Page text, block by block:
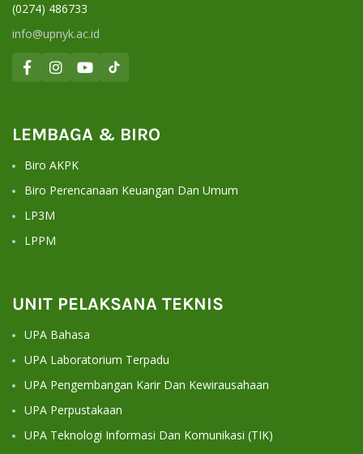
(0274) 486733
info@upnyk.ac.id
LEMBAGA & BIRO
Biro AKPK
Biro Perencanaan Keuangan Dan Umum
LP3M
LPPM
UNIT PELAKSANA TEKNIS
UPA Bahasa
UPA Laboratorium Terpadu
UPA Pengembangan Karir Dan Kewirausahaan
UPA Perpustakaan
UPA Teknologi Informasi Dan Komunikasi (TIK)